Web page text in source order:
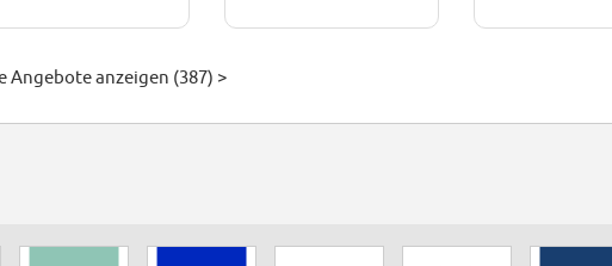
Angebote anzeigen (387) >